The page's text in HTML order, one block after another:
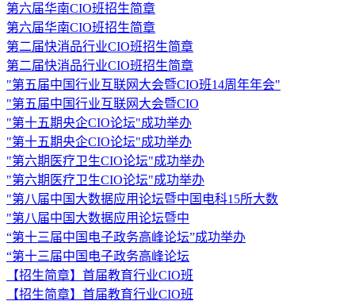
第六届华南CIO班招生简章
第六届华南CIO班招生简章
第二届快消品行业CIO班招生简章
第二届快消品行业CIO班招生简章
"第五届中国行业互联网大会暨CIO班14周年年会"
"第五届中国行业互联网大会暨CIO
"第十五期央企CIO论坛"成功举办
"第十五期央企CIO论坛"成功举办
"第六期医疗卫生CIO论坛"成功举办
"第六期医疗卫生CIO论坛"成功举办
"第八届中国大数据应用论坛暨中国电科15所大数
"第八届中国大数据应用论坛暨中
“第十三届中国电子政务高峰论坛”成功举办
“第十三届中国电子政务高峰论坛
【招生简章】首届教育行业CIO班
【招生简章】首届教育行业CIO班